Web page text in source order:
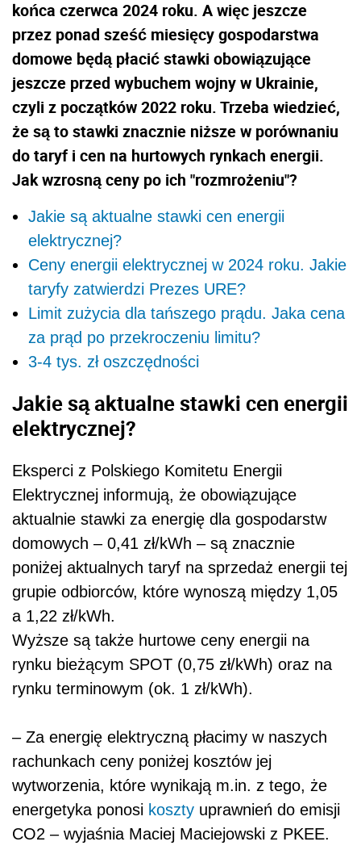
końca czerwca 2024 roku. A więc jeszcze
przez ponad sześć miesięcy gospodarstwa
domowe będą płacić stawki obowiązujące
jeszcze przed wybuchem wojny w Ukrainie,
czyli z początków 2022 roku. Trzeba wiedzieć,
że są to stawki znacznie niższe w porównaniu
do taryf i cen na hurtowych rynkach energii.
Jak wzrosną ceny po ich "rozmrożeniu"?
Jakie są aktualne stawki cen energii
elektrycznej?
Ceny energii elektrycznej w 2024 roku. Jakie
taryfy zatwierdzi Prezes URE?
Limit zużycia dla tańszego prądu. Jaka cena
za prąd po przekroczeniu limitu?
3-4 tys. zł oszczędności
Jakie są aktualne stawki cen energii
elektrycznej?
Eksperci z Polskiego Komitetu Energii
Elektrycznej informują, że obowiązujące
aktualnie stawki za energię dla gospodarstw
domowych – 0,41 zł/kWh – są znacznie
poniżej aktualnych taryf na sprzedaż energii tej
grupie odbiorców, które wynoszą między 1,05
a 1,22 zł/kWh.
Wyższe są także hurtowe ceny energii na
rynku bieżącym SPOT (0,75 zł/kWh) oraz na
rynku terminowym (ok. 1 zł/kWh).
– Za energię elektryczną płacimy w naszych
rachunkach ceny poniżej kosztów jej
wytworzenia, które wynikają m.in. z tego, że
energetyka ponosi koszty uprawnień do emisji
CO2 – wyjaśnia Maciej Maciejowski z PKEE.